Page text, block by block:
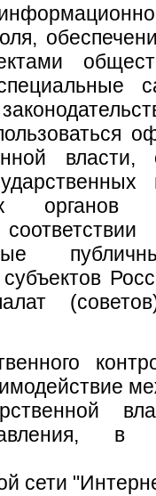
власти,
органов
сети